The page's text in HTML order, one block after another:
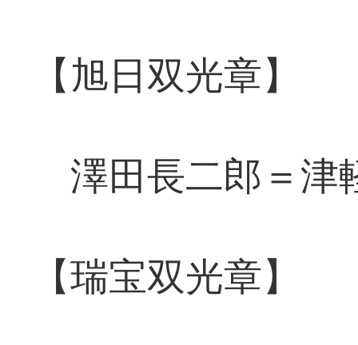
【旭日双光章】
澤田長二郎＝津
【瑞宝双光章】